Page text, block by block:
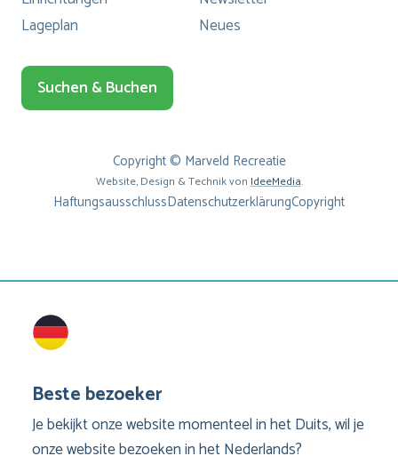
Lageplan
Neues
Suchen & Buchen
Copyright © Marveld Recreatie
Website, Design & Technik vonIdeeMedia.
HaftungsausschlussDatenschutzerklärungCopyright
Beste bezoeker
Je bekijkt onze website momenteel in het Duits, wil je
onze website bezoeken in het Nederlands?